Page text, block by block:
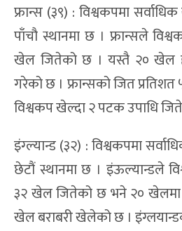
फ्रान्स (३९) : विश्वकपमा
पाँचौ स्थानमा छ । फ्रान्सले
खेल जितेको छ । यस्तै २० खेल
गरेको छ । फ्रान्सको जित
विश्वकप खेल्दा २ पटक उपाधि
इंग्ल्यान्ड (३२) : विश्वकपमा
छेटौं स्थानमा छ । इंऊल्यान्डले
३२ खेल जितेको छ भने २० खेलमा
खेल बराबरी खेलेको छ ।